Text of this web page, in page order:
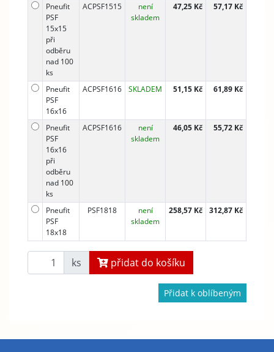
Pneufit
PSF
15x15
při
odběru
nad 100
ks
ACPSF1515
není
skladem
47,25 Kč 57,17 Kč
Pneufit
PSF
16x16
ACPSF1616 SKLADEM 51,15 Kč 61,89 Kč
Pneufit
PSF
16x16
při
odběru
nad 100
ks
ACPSF1616
není
skladem
46,05 Kč 55,72 Kč
Pneufit
PSF
18x18
PSF1818
není
skladem
258,57 Kč 312,87 Kč
ks přidat do košíku
Přidat k oblíbeným